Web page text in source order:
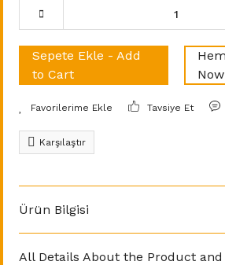
Sepete Ekle - Add
to Cart
Now
Tavsiye Et
Karşılaştır
Ürün Bilgisi
All Details About the Product